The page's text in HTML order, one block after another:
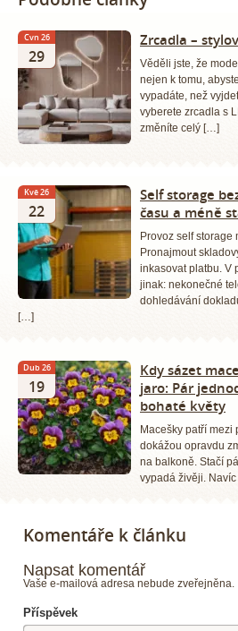
Čvn 26
29
Zrcadla –
Věděli jste, že
nejen k tomu,
vypadáte, než
vyberete zrcadla s
změníte celý […]
Kvě 26
22
Self storage
času a méně
Provoz self
Pronajmout
inkasovat platbu. V
jinak: nekonečné
dohledávání
[…]
Dub 26
19
Kdy sázet
jaro: Pár
bohaté květy
Macešky patří mezi
dokážou opravdu
na balkoně. Stačí
vypadá živěji.
Komentáře k článku
Napsat komentář
Vaše e-mailová adresa nebude zveřejněna.
Příspěvek